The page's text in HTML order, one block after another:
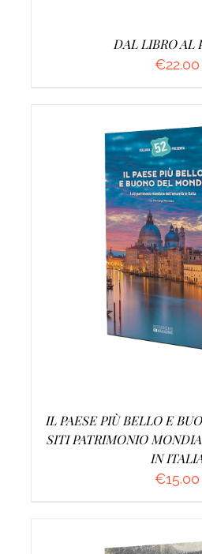
DAL LIBRO AL
€22.00
AGGIUNGI AL CARRELLO
IL PAESE PIÙ BELLO E
SITI PATRIMONIO
IN
€15.00